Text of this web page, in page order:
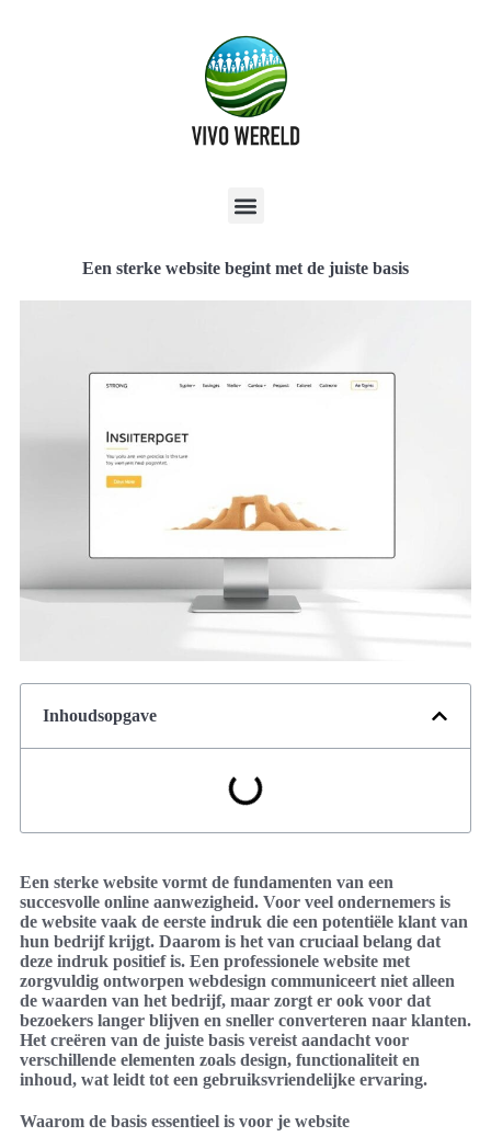
Een sterke website begint met de juiste basis
Inhoudsopgave
Een sterke website vormt de fundamenten van een
succesvolle online aanwezigheid. Voor veel ondernemers is
de website vaak de eerste indruk die een potentiële klant van
hun bedrijf krijgt. Daarom is het van cruciaal belang dat
deze indruk positief is. Een professionele website met
zorgvuldig ontworpen webdesign communiceert niet alleen
de waarden van het bedrijf, maar zorgt er ook voor dat
bezoekers langer blijven en sneller converteren naar klanten.
Het creëren van de juiste basis vereist aandacht voor
verschillende elementen zoals design, functionaliteit en
inhoud, wat leidt tot een gebruiksvriendelijke ervaring.
Waarom de basis essentieel is voor je website